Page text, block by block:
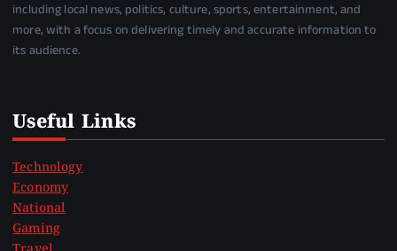
including local news, politics, culture, sports, entertainment, and
more, with a focus on delivering timely and accurate information to
its audience.
Useful Links
Technology
Economy
National
Gaming